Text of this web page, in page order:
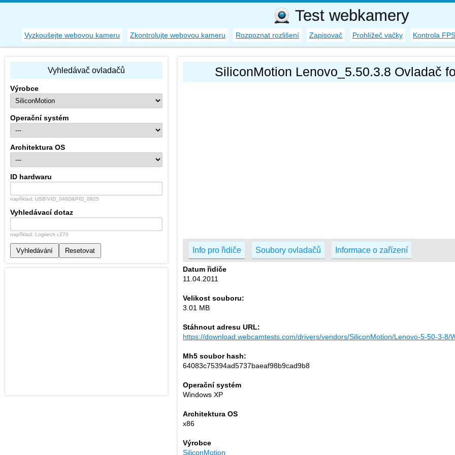
Test webkamery
Vyzkoušejte webovou kameru Zkontrolujte webovou kameru Rozpoznat rozlišení Zapisovač Prohlížeč vačky Kontrola FPS
SiliconMotion Lenovo_5.50.3.8 Ovladač
Info pro řidiče Soubory ovladačů Informace o zařízení
Datum řidiče
11.04.2011
Velikost souboru:
3.01 MB
Stáhnout adresu URL:
https://download.webcamtests.com/drivers/vendors/SiliconMotion/Lenovo-5-50-3-8/
Mh5 soubor hash:
64083c75394ad5737baeaf98b9cad9b8
Operační systém
Windows XP
Architektura OS
x86
Výrobce
SiliconMotion
Vyhledávač ovladačů
Výrobce
Operační systém
Architektura OS
ID hardwaru
například: USB\VID_046D&PID_0825
Vyhledávací dotaz
například: Logitech c270
Vyhledávání Resetovat